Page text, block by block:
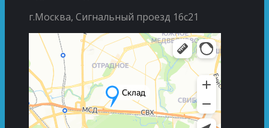
г.Москва, Сигнальный проезд 16с21